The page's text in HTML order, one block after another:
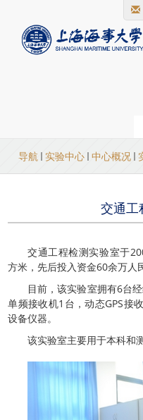
当
前
置
导航 实验中心 中心概况
交通工
交通工程检测实验室于
方米，先后投入资金60余万人
目前，该实验室拥有6台
单频接收机1台，动态GPS接
设备仪器。
该实验室主要用于本科和